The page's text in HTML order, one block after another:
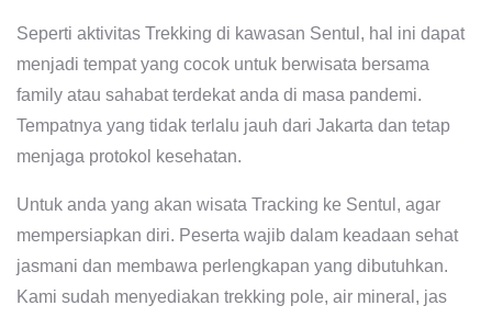
Seperti aktivitas Trekking di kawasan Sentul, hal ini dapat
menjadi tempat yang cocok untuk berwisata bersama
family atau sahabat terdekat anda di masa pandemi.
Tempatnya yang tidak terlalu jauh dari Jakarta dan tetap
menjaga protokol kesehatan.
Untuk anda yang akan wisata Tracking ke Sentul, agar
mempersiapkan diri. Peserta wajib dalam keadaan sehat
jasmani dan membawa perlengkapan yang dibutuhkan.
Kami sudah menyediakan trekking pole, air mineral, jas